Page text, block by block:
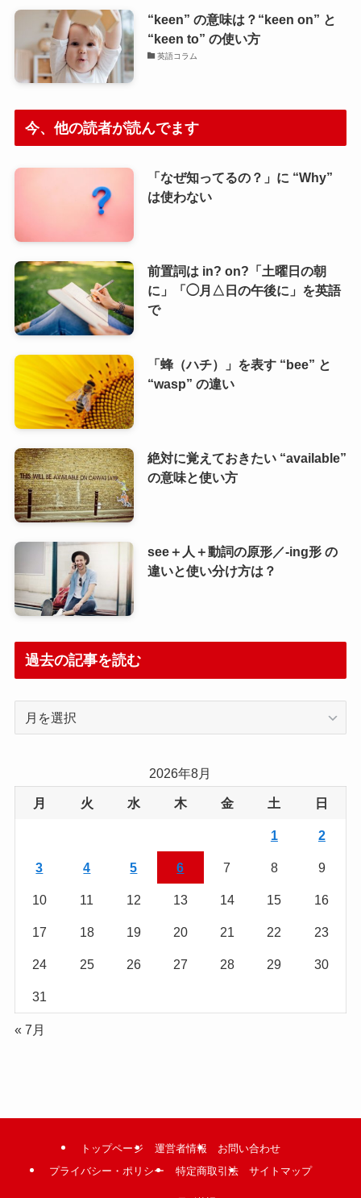
“keen” の意味は？“keen on” と
“keen to” の使い方
英語コラム
今、他の読者が読んでます
「なぜ知ってるの？」に “Why”
は使わない
前置詞は in? on?「土曜日の朝
に」「◯月△日の午後に」を英語
で
「蜂（ハチ）」を表す “bee” と
“wasp” の違い
絶対に覚えておきたい “available”
の意味と使い方
see＋人＋動詞の原形／-ing形 の
違いと使い分け方は？
過去の記事を読む
事
2026年8月
月 火 水 木 金 土 日
1 2
3 4 5 6 7 8 9
10 11 12 13 14 15 16
17 18 19 20 21 22 23
24 25 26 27 28 29 30
31
« 7月
トップページ 運営者情報
お問い合わせ
プライバシー・ポリシー
特定商取引法 サイトマップ